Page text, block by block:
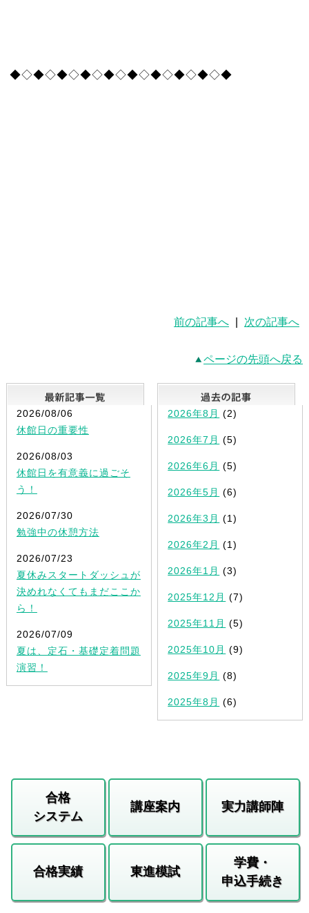
◆◇◆◇◆◇◆◇◆◇◆◇◆◇◆◇◆◇◆
前の記事へ 次の記事へ
ページの先頭へ戻る
最新記事一覧
2026/08/06
休館日の重要性
2026/08/03
休館日を有意義に過ごそ
う！
2026/07/30
勉強中の休憩方法
2026/07/23
夏休みスタートダッシュが
決めれなくてもまだここか
ら！
2026/07/09
夏は、定石・基礎定着問題
演習！
2026年8月 (2)
2026年7月 (5)
2026年6月 (5)
2026年5月 (6)
2026年3月 (1)
2026年2月 (1)
2026年1月 (3)
2025年12月 (7)
2025年11月 (5)
2025年10月 (9)
2025年9月 (8)
2025年8月 (6)
合格
システム
講座案内 実力講師陣
合格実績 東進模試
学費・
申込手続き